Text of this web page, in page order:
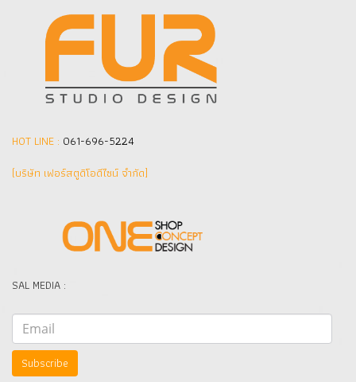
HOT LINE : 061-696-5224
(บริษัท เฟอร์สตูดิโอดีไซน์ จำกัด]
SAL MEDIA :
Subscribe